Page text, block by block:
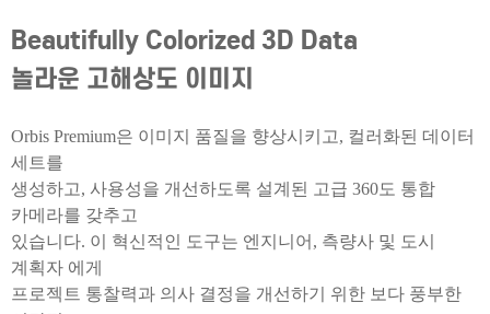
Beautifully Colorized 3D Data
놀라운 고해상도 이미지
Orbis Premium은 이미지 품질을 향상시키고, 컬러화된 데이터
세트를
생성하고, 사용성을 개선하도록 설계된 고급 360도 통합
카메라를 갖추고
있습니다. 이 혁신적인 도구는 엔지니어, 측량사 및 도시
계획자 에게
프로젝트 통찰력과 의사 결정을 개선하기 위한 보다 풍부한